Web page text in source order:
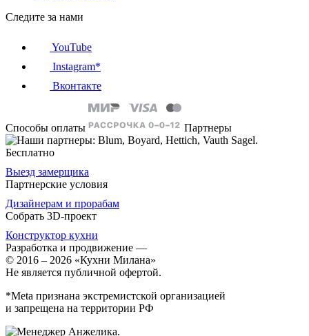
Следите за нами
YouTube
Instagram*
Вконтакте
Способы оплаты Партнеры
Бесплатно
Выезд замерщика
Партнерские условия
Дизайнерам и прорабам
Собрать 3D-проект
Конструктор кухни
Разработка и продвижение —
© 2016 – 2026 «Кухни Милана»
Не является публичной офертой.
*Meta признана экстремистской организацией
и запрещена на территории РФ